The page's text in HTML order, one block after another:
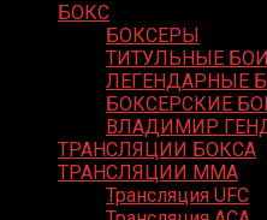
БОКС
БОКСЕРЫ
ТИТУЛЬНЫЕ БОИ
ЛЕГЕНДАРНЫЕ
БОКСЕРСКИЕ
ВЛАДИМИР
ТРАНСЛЯЦИИ БОКСА
ТРАНСЛЯЦИИ MMA
Трансляция UFC